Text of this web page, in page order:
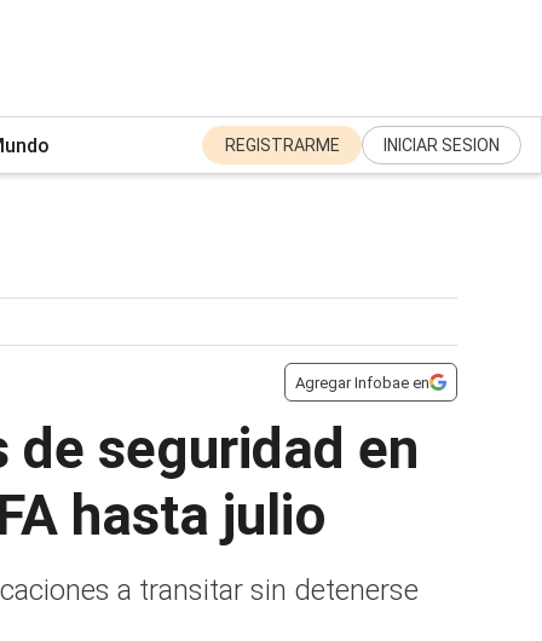
REGISTRARME INICIAR SESION
Agregar Infobae en
de seguridad en
hasta julio
a transitar sin detenerse